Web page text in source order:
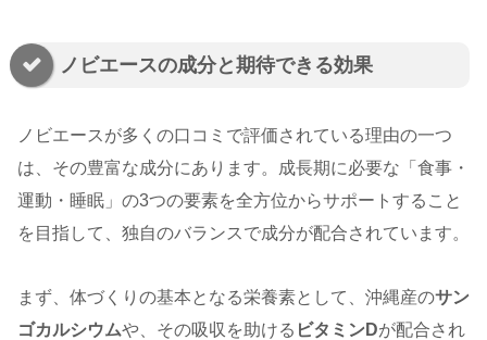
ノビエースの成分と期待できる効果
ノビエースが多くの口コミで評価されている理由の一つ
は、その豊富な成分にあります。成長期に必要な「食事・
運動・睡眠」の3つの要素を全方位からサポートすること
を目指して、独自のバランスで成分が配合されています。
まず、体づくりの基本となる栄養素として、沖縄産のサン
ゴカルシウムや、その吸収を助ける ビタミンDが配合され